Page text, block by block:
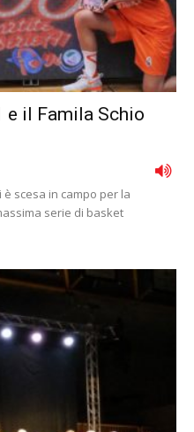
e il Famila Schio
scesa in campo per la
serie di basket